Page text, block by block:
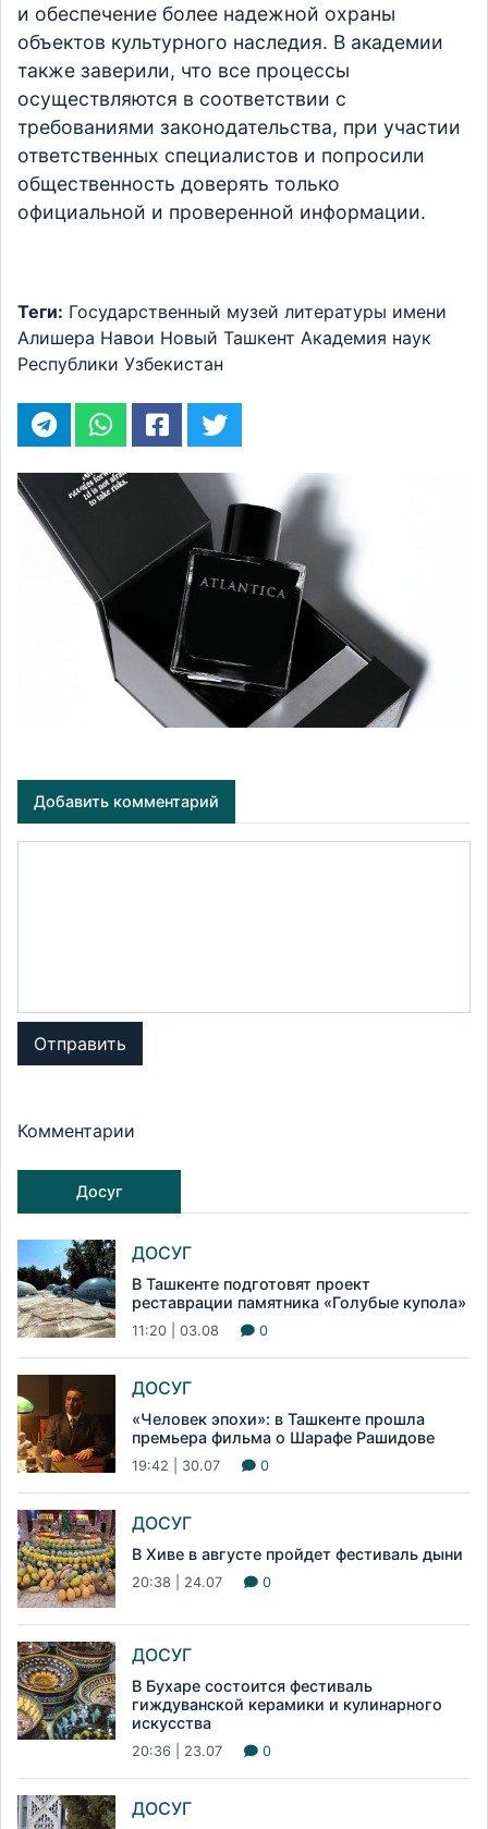
и обеспечение более надежной охраны
объектов культурного наследия. В академии
также заверили, что все процессы
осуществляются в соответствии с
требованиями законодательства, при участии
ответственных специалистов и попросили
общественность доверять только
официальной и проверенной информации.
Теги: Государственный музей литературы имени
Алишера Навои Новый Ташкент Академия наук
Республики Узбекистан
Добавить комментарий
Отправить
Комментарии
Досуг
ДОСУГ
В Ташкенте подготовят проект
реставрации памятника «Голубые купола»
11:20 | 03.08 0
ДОСУГ
«Человек эпохи»: в Ташкенте прошла
премьера фильма о Шарафе Рашидове
19:42 | 30.07 0
ДОСУГ
В Хиве в августе пройдет фестиваль дыни
20:38 | 24.07 0
ДОСУГ
В Бухаре состоится фестиваль
гиждуванской керамики и кулинарного
искусства
20:36 | 23.07 0
ДОСУГ